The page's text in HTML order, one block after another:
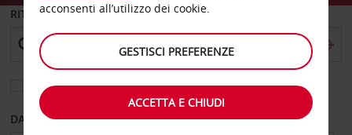
RITIRO DA
Scegli una località di riconsegna diversa
DAL GIORNO AL GIORNO
acconsenti all’utilizzo dei cookie.
GESTISCI PREFERENZE
ACCETTA E CHIUDI